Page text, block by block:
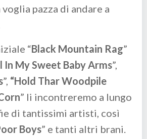
pazza di andare a
“Black Mountain Rag”
In My Sweet Baby Arms”,
”, “Hold Thar Woodpile
” li incontreremo a lungo
di tantissimi artisti, così
Boys” e tanti altri brani.